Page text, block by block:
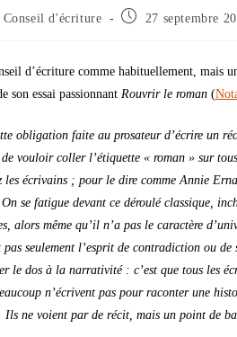
Conseil d'écriture 27 septembre
d’écriture comme habituellement, mais
son essai passionnant Rouvrir le roman(
obligation faite au prosateur d’écrire un
vouloir coller l’étiquette « roman » sur
les écrivains ; pour le dire comme Annie
se fatigue devant ce déroulé classique,
alors même qu’il n’a pas le caractère
pas seulement l’esprit de contradiction ou
le dos à la narrativité : c’est que tous les
n’écrivent pas pour raconter une
Ils ne voient par de récit, mais un point de